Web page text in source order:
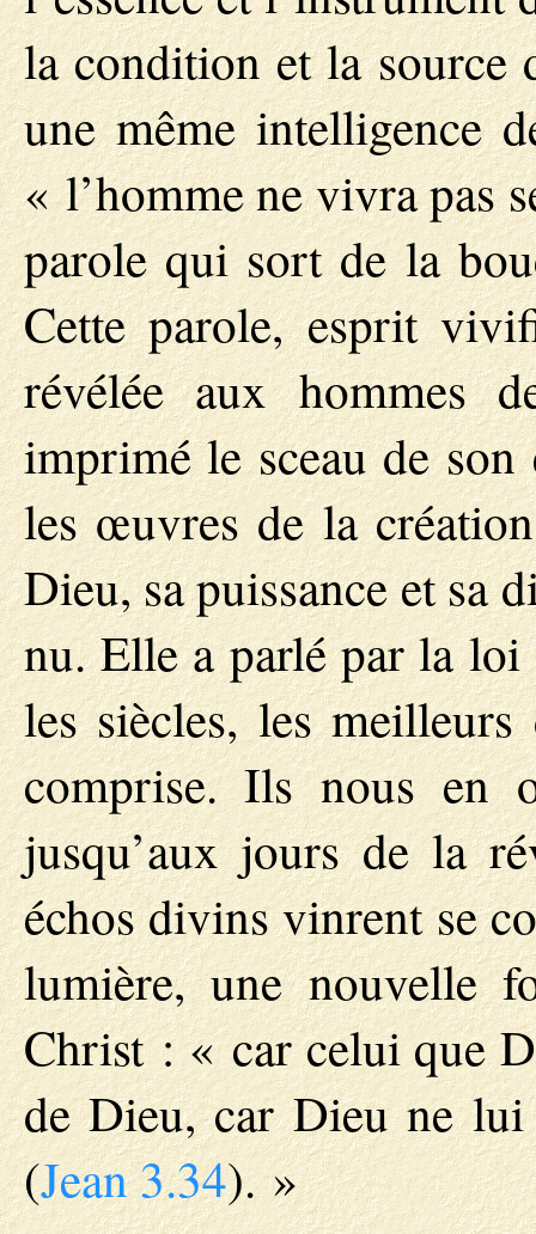
la condition et la source
une même intelligence
« l’homme ne vivra pas
parole qui sort de la
Cette parole, esprit
révélée aux hommes
imprimé le sceau de son
les œuvres de la
Dieu, sa puissance et sa
nu. Elle a parlé par la loi
les siècles, les meilleurs
comprise. Ils nous en
jusqu’aux jours de la
échos divins vinrent se
lumière, une nouvelle
Christ : « car celui que
de Dieu, car Dieu ne lui
(Jean 3.34). »